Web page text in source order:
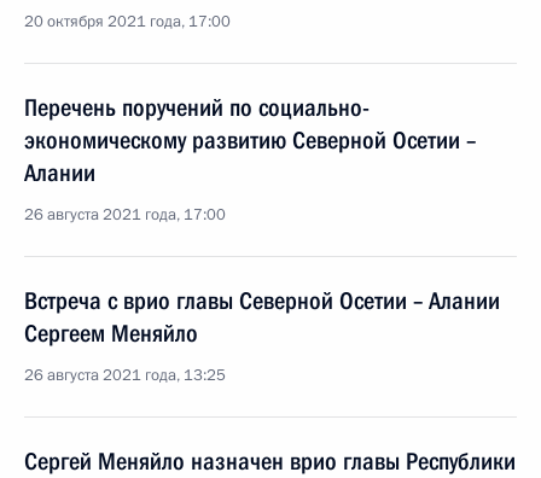
20 октября 2021 года, 17:00
Перечень поручений по социально-
экономическому развитию Северной Осетии –
Алании
26 августа 2021 года, 17:00
Встреча с врио главы Северной Осетии – Алании
Сергеем Меняйло
26 августа 2021 года, 13:25
Сергей Меняйло назначен врио главы Республики